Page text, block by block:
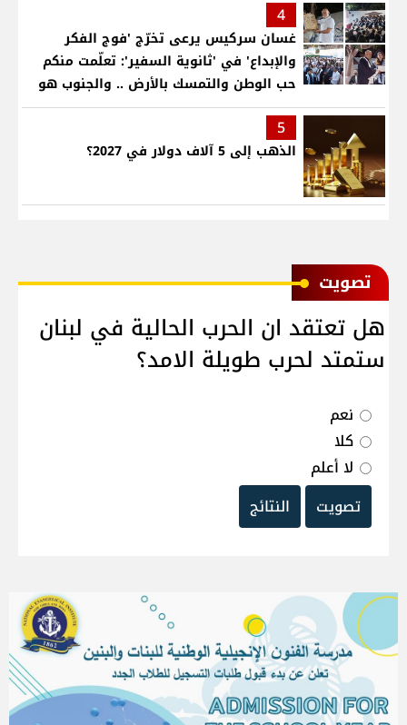
4
غسان سركيس يرعى تخرّج 'فوج الفكر
والإبداع' في 'ثانوية السفير': تعلّمت منكم
حب الوطن والتمسك بالأرض .. والجنوب هو
عزة وكرامة لبنان
5
الذهب إلى 5 آلاف دولار في 2027؟
ﺗﺼﻮﻳﺖ
هل تعتقد ان الحرب الحالية في لبنان
ستمتد لحرب طويلة الامد؟
نعم
كلا
لا أعلم
تصويت
النتائج